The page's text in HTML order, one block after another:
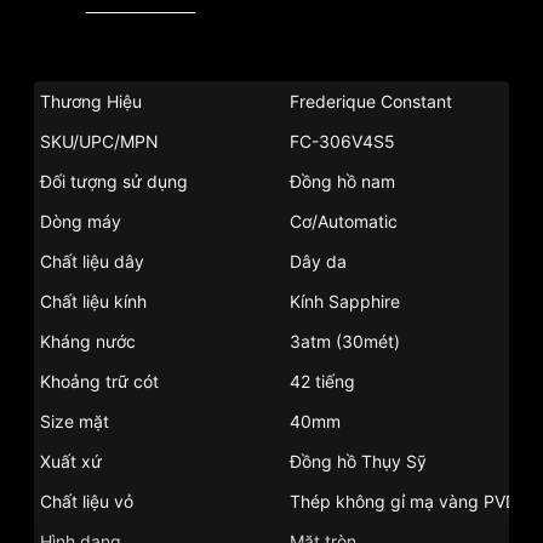
Thương Hiệu
Frederique Constant
SKU/UPC/MPN
FC-306V4S5
Đối tượng sử dụng
Đồng hồ nam
Dòng máy
Cơ/Automatic
Chất liệu dây
Dây da
Chất liệu kính
Kính Sapphire
Kháng nước
3atm (30mét)
Khoảng trữ cót
42 tiếng
Size mặt
40mm
Xuất xứ
Đồng hồ Thụy Sỹ
Chất liệu vỏ
Thép không gỉ mạ vàng PVD